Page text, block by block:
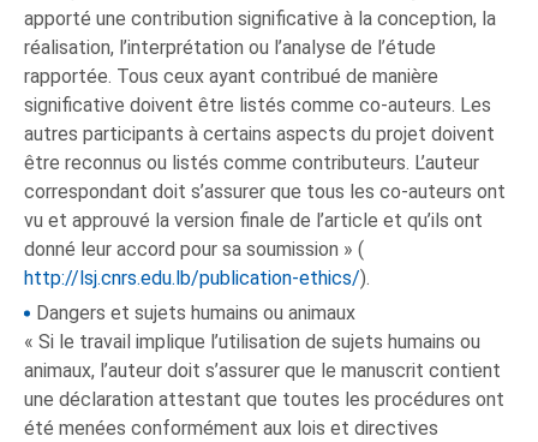
apporté une contribution significative à la conception, la
réalisation, l’interprétation ou l’analyse de l’étude
rapportée. Tous ceux ayant contribué de manière
significative doivent être listés comme co-auteurs. Les
autres participants à certains aspects du projet doivent
être reconnus ou listés comme contributeurs. L’auteur
correspondant doit s’assurer que tous les co-auteurs ont
vu et approuvé la version finale de l’article et qu’ils ont
donné leur accord pour sa soumission » (
http://lsj.cnrs.edu.lb/publication-ethics/).
Dangers et sujets humains ou animaux
« Si le travail implique l’utilisation de sujets humains ou
animaux, l’auteur doit s’assurer que le manuscrit contient
une déclaration attestant que toutes les procédures ont
été menées conformément aux lois et directives